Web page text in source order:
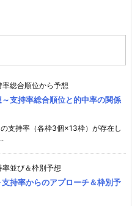
率総合順位から予想
支持率総合順位と的中率の関係
支持率（各枠3個×13枠）が存在し
率並び＆枠別予想
持率からのアプローチ＆枠別予